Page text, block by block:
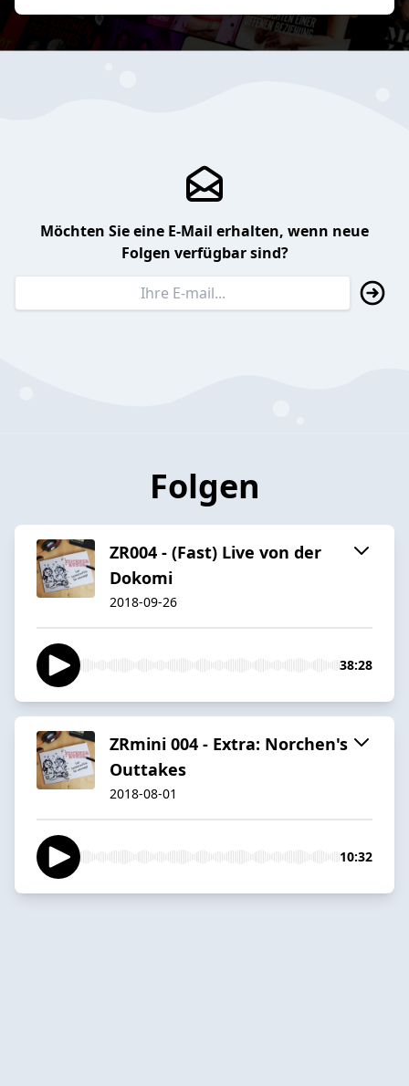
Möchten Sie eine E-Mail erhalten, wenn neue
Folgen verfügbar sind?
Folgen
ZR004 - (Fast) Live von der
Dokomi
2018-09-26
38:28
ZRmini 004 - Extra: Norchen's
Outtakes
2018-08-01
10:32